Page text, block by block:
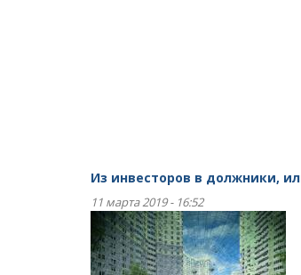
Из инвесторов в должники,
11 марта 2019 - 16:52